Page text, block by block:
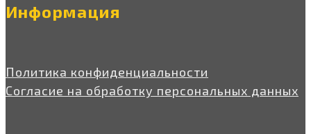
Информация
Политика конфиденциальности
Согласие на обработку персональных данных